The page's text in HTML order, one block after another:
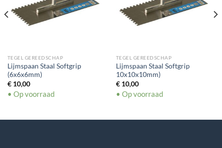
TEGEL GEREEDSCHAP
Lijmspaan Staal Softgrip
(6x6x6mm)
€10,00
• Op voorraad
TEGEL GEREEDSCHAP
Lijmspaan Staal Softgrip
10x10x10mm)
€10,00
• Op voorraad